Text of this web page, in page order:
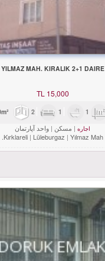
YILMAZ MAH. KIRALIK 2+1 DAIRE
TL 15,000
2 1 1
اجاره مسکن
واحد آپارتمان
Kırklareli
Lüleburgaz
Yılmaz Mah.